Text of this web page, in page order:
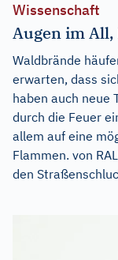
Wissenschaft
Augen im All,
Waldbrände
erwarten, dass
haben auch neue
durch die Feuer
allem auf eine
Flammen. von
den